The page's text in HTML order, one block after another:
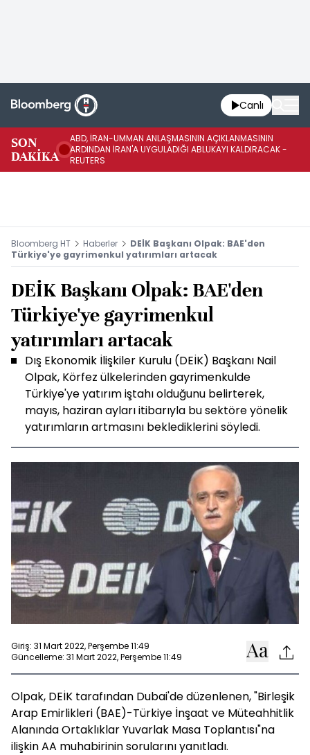
Canlı
SON
DAKİKA
ABD, İRAN-UMMAN ANLAŞMASININ AÇIKLANMASININ
ARDINDAN İRAN'A UYGULADIĞI ABLUKAYI KALDIRACAK -
REUTERS
Bloomberg HT Haberler
DEİK Başkanı Olpak: BAE'den
Türkiye'ye gayrimenkul yatırımları artacak
DEİK Başkanı Olpak: BAE'den
Türkiye'ye gayrimenkul
yatırımları artacak
Dış Ekonomik İlişkiler Kurulu (DEİK) Başkanı Nail
Olpak, Körfez ülkelerinden gayrimenkulde
Türkiye'ye yatırım iştahı olduğunu belirterek,
mayıs, haziran ayları itibarıyla bu sektöre yönelik
yatırımların artmasını beklediklerini söyledi.
Giriş: 31 Mart 2022, Perşembe 11:49
Güncelleme: 31 Mart 2022, Perşembe 11:49
Olpak, DEİK tarafından Dubai'de düzenlenen, "Birleşik
Arap Emirlikleri (BAE)-Türkiye İnşaat ve Müteahhitlik
Alanında Ortaklıklar Yuvarlak Masa Toplantısı"na
ilişkin AA muhabirinin sorularını yanıtladı.